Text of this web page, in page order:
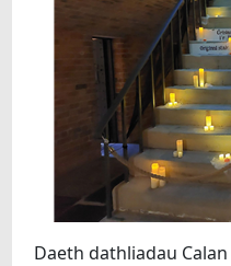
BE SY' MLAEN
Daeth dathliadau